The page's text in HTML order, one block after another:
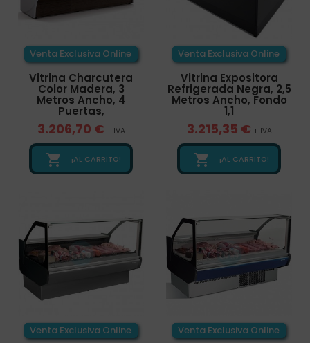
Venta Exclusiva Online
Vitrina Charcutera
Color Madera, 3
Metros Ancho, 4
Puertas,
3.206,70 € + IVA
 ¡AL CARRITO!
Venta Exclusiva Online
Vitrina Expositora
Refrigerada Negra, 2,5
Metros Ancho, Fondo
1,1
3.215,35 € + IVA
 ¡AL CARRITO!
Venta Exclusiva Online Venta Exclusiva Online